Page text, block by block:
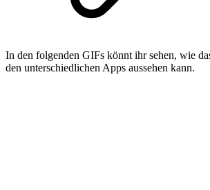
In den folgenden GIFs könnt ihr sehen, wie
den unterschiedlichen Apps aussehen kann.